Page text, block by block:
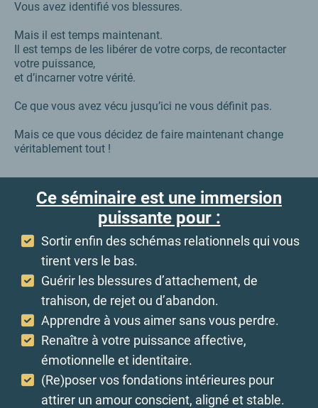
Vous avez identifié vos blessures.
Mais il est temps maintenant.
Il est temps de les libérer de votre corps, de recontacter
votre puissance,
et d’incarner votre vérité.
Ce que vous avez vécu jusqu’ici ne vous définit pas.
Mais ce que vous décidez de faire maintenant change
véritablement tout !
Ce séminaire est une immersion
puissante pour :
Sortir enfin des schémas relationnels qui vous
tirent vers le bas.
Guérir les blessures d’attachement, de
trahison, de rejet ou d’abandon.
Apprendre à vous aimer sans vous perdre.
Renaître à votre puissance affective,
émotionnelle et identitaire.
(Re)poser vos fondations intérieures pour
attirer un amour conscient, aligné et stable.